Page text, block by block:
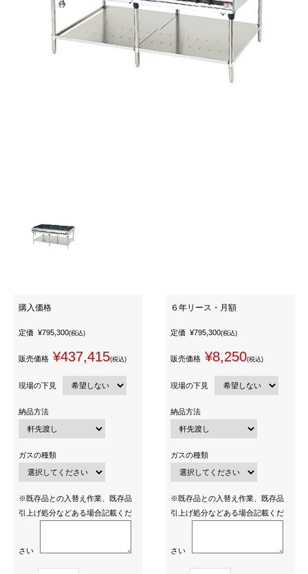
購入価格
定価 ¥795,300(税込)
販売価格 ¥437,415(税込)
現場の下見
納品方法
ガスの種類
※既存品との入替え作業、既存品
引上げ処分などある場合記載くだ
さい
６年リース・月額
定価 ¥795,300(税込)
販売価格 ¥8,250(税込)
現場の下見
納品方法
ガスの種類
※既存品との入替え作業、既存品
引上げ処分などある場合記載くだ
さい